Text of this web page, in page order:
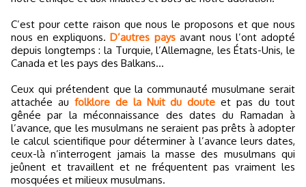
C’est pour cette raison que nous le proposons et que nous
nous en expliquons.D’autres paysavant nous l’ont adopté
depuis longtemps : la Turquie, l’Allemagne, les États-Unis, le
Canada et les pays des Balkans...
Ceux qui prétendent que la communauté musulmane serait
attachée au folklore de la Nuit du doute et pas du tout
gênée par la méconnaissance des dates du Ramadan à
l’avance, que les musulmans ne seraient pas prêts à adopter
le calcul scientifique pour déterminer à l’avance leurs dates,
ceux-là n’interrogent jamais la masse des musulmans qui
jeûnent et travaillent et ne fréquentent pas vraiment les
mosquées et milieux musulmans.